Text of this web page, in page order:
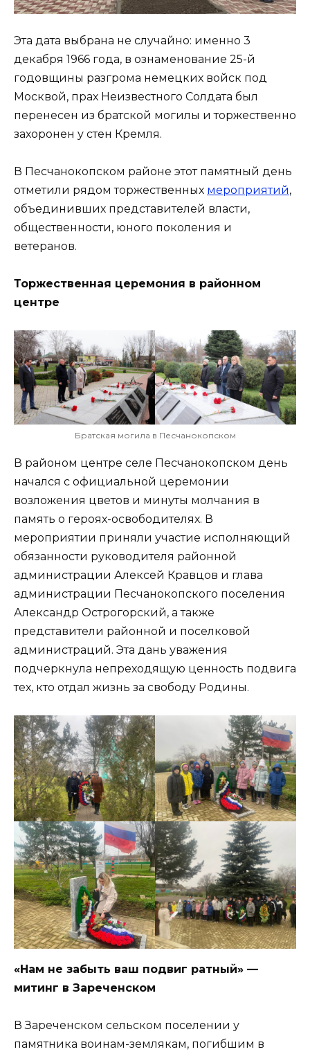
Эта дата выбрана не случайно: именно 3
декабря 1966 года, в ознаменование 25-й
годовщины разгрома немецких войск под
Москвой, прах Неизвестного Солдата был
перенесен из братской могилы и торжественно
захоронен у стен Кремля.
В Песчанокопском районе этот памятный день
отметили рядом торжественных мероприятий,
объединивших представителей власти,
общественности, юного поколения и
ветеранов.
Торжественная церемония в районном
центре
Братская могила в Песчанокопском
В районом центре селе Песчанокопском день
начался с официальной церемонии
возложения цветов и минуты молчания в
память о героях-освободителях. В
мероприятии приняли участие исполняющий
обязанности руководителя районной
администрации Алексей Кравцов и глава
администрации Песчанокопского поселения
Александр Острогорский, а также
представители районной и поселковой
администраций. Эта дань уважения
подчеркнула непреходящую ценность подвига
тех, кто отдал жизнь за свободу Родины.
«Нам не забыть ваш подвиг ратный» —
митинг в Зареченском
В Зареченском сельском поселении у
памятника воинам-землякам, погибшим в